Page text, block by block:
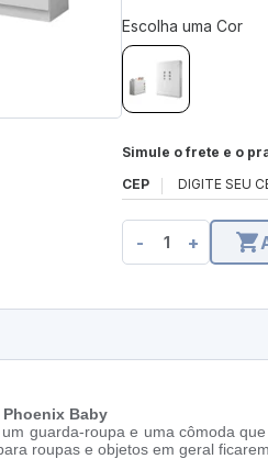
Escolha uma Cor
Simule o frete e o
CEP
- +
Baby
guarda-roupa e uma cômoda
roupas e objetos em geral